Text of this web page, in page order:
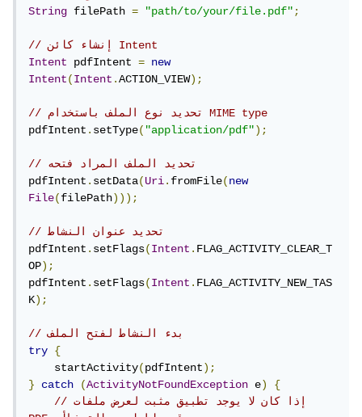
String filePath = "path/to/your/file.pdf";
// إنشاء كائن Intent
Intent
pdfIntent =
new
Intent(Intent.ACTION_VIEW);
// تحديد نوع الملف باستخدام MIME type
pdfIntent.setType("application/pdf");
// تحديد الملف المراد فتحه
pdfIntent.setData(Uri.fromFile(new
File(filePath)));
// تحديد عنوان النشاط
pdfIntent.setFlags(Intent.FLAG_ACTIVITY_CLEAR_T
OP);
pdfIntent.setFlags(Intent.FLAG_ACTIVITY_NEW_TAS
K);
// بدء النشاط لفتح الملف
try
{
    startActivity
(pdfIntent);
}
catch (ActivityNotFoundException e)
{
// إذا كان لا يوجد تطبيق مثبت لعرض ملفات